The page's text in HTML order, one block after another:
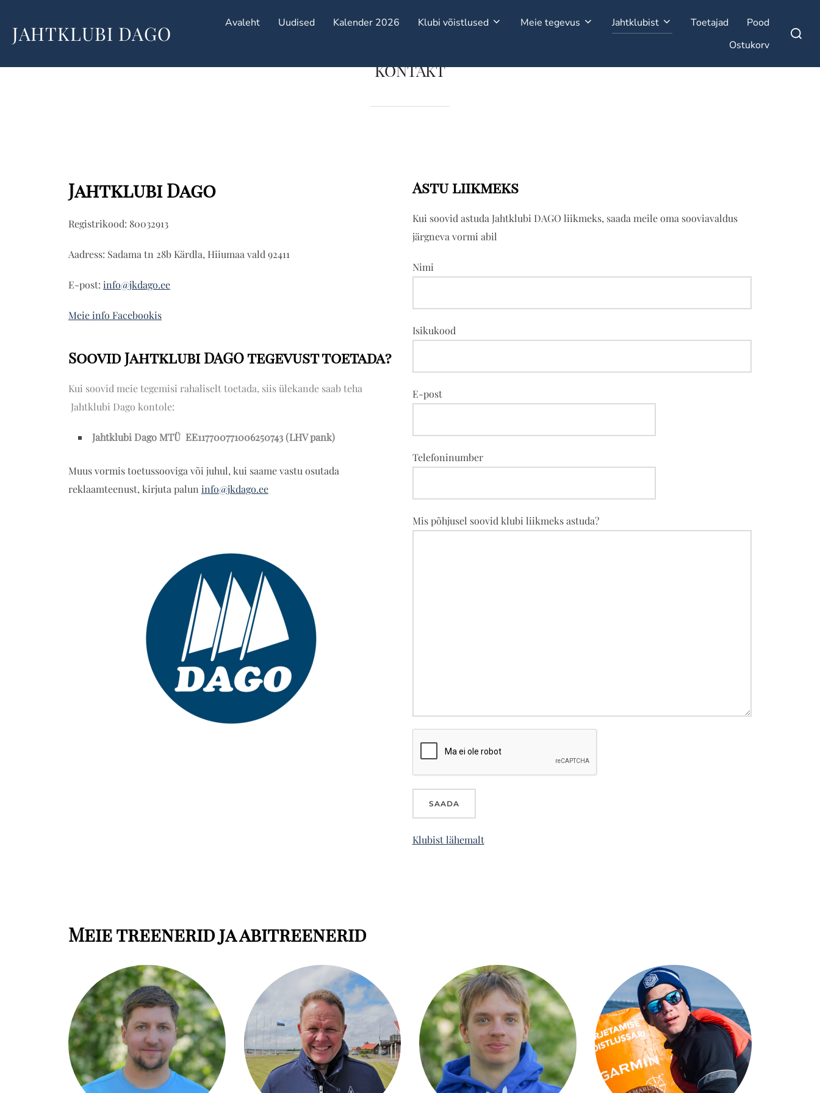
content
JAHTKLUBI DAGO Avaleht Uudised Kalender 2026 Klubi võistlused Meie tegevus Jahtklubist Toetajad
Pood
Ostukorv
Search
KONTAKT
Jahtklubi Dago
Registrikood: 80032913
Aadress: Sadama tn 28b Kärdla, Hiiumaa vald 92411
E-post: info@jkdago.ee
Meie info Facebookis
Soovid Jahtklubi DAGO tegevust toetada?
Kui soovid meie tegemisi rahaliselt toetada, siis ülekande saab teha
Jahtklubi Dago kontole:
Jahtklubi Dago MTÜ EE117700771006250743 (LHV pank)
Muus vormis toetussooviga või juhul, kui saame vastu osutada
reklaamteenust, kirjuta palun info@jkdago.ee
Astu liikmeks
Kui soovid astuda Jahtklubi DAGO liikmeks, saada meile oma sooviavaldus
järgneva vormi abil
Nimi
Isikukood
E-post
Telefoninumber
Mis põhjusel soovid klubi liikmeks astuda?
Klubist lähemalt
Meie treenerid ja abitreenerid